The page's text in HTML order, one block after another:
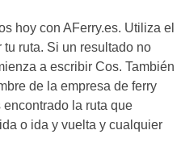
hoy con AFerry.es. Utiliza el
ruta. Si un resultado no
a escribir Cos. También
de la empresa de ferry
la ruta que
o ida y vuelta y cualquier